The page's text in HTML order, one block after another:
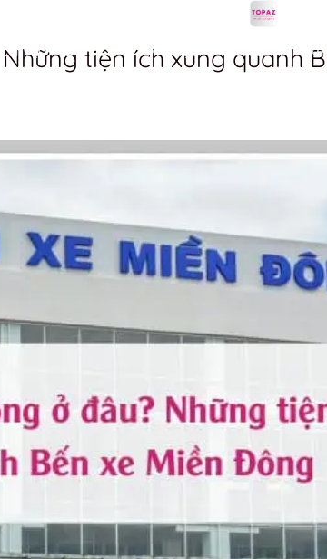
VỤ DU LỊCH ẨM THỰC MUA SẮM
tiện ích xung quanh